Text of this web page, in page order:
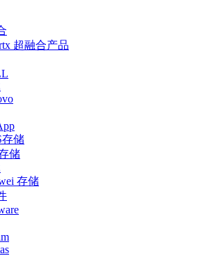
超融合产品
存储
储
存储